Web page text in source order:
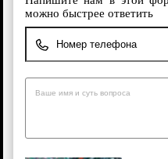
можно быстрее ответить